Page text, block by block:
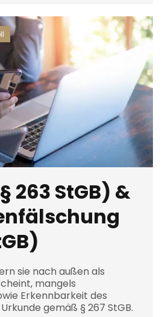
263 StGB) &
sie nach außen als
mangels
Erkennbarkeit des
gemäß § 267 StGB.